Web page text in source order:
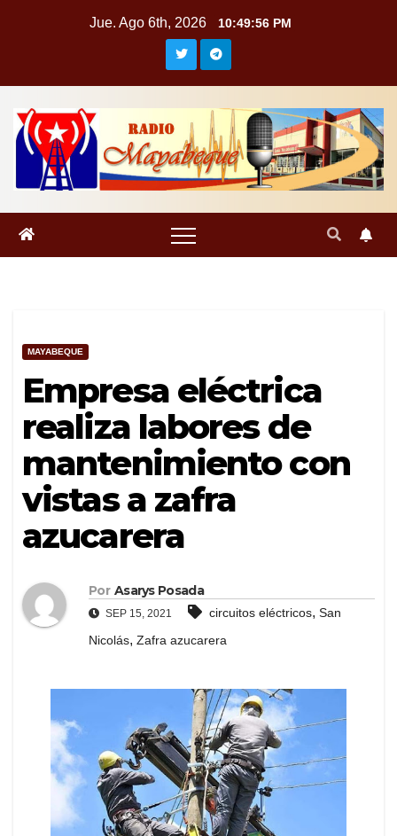
Jue. Ago 6th, 2026 10:49:57 PM
MAYABEQUE
Empresa eléctrica
realiza labores de
mantenimiento con
vistas a zafra
azucarera
Por Asarys Posada
SEP 15, 2021 circuitos eléctricos, San
Nicolás, Zafra azucarera